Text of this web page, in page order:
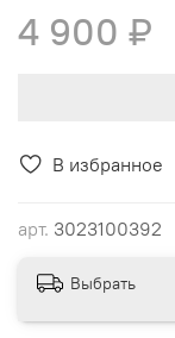
В избранное
арт. 3023100392
4 900 ₽
Выбрать